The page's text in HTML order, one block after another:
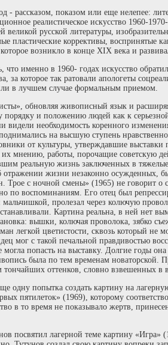
- рассказом, показом или еще нелепее:
реалистическое искусство 1960-
великой русской литературы,
пластические коррективы, воспринятые
которое возникло в конце XIX века и
что именно в 1960- годах искусство
за которое так ратовали апологеты
в лучшем случае формальным приемом.
обновляя живописный язык и
и положению людей как к
видели необходимость коренного
на высшую ступень
от культуры, утверждавшие выставки
мнению, работы, порочащие советскую
реальную жизнь заключенных в тяжелые
отражении жизни незаконно осужденных,
Трое с ночной смены» (1965) не говорит о
по воспоминаниям. Его отец был
мальчишкой, пролезал через колючую
Картина реальна, в ней нет
вышки, колючая проволока, зябко
легкой цветистости, сквозь который не
мог с такой печальной правдивостью
могла попасть на выставку. Долгие годы она
была по тем временам новаторской.
тончайших оттенков, словно взвешенных в
одну попытка создать картину на
пятилеток» (1969), которому
в то время не показывало жертв,
посвятил лагерной теме картину «Игра»